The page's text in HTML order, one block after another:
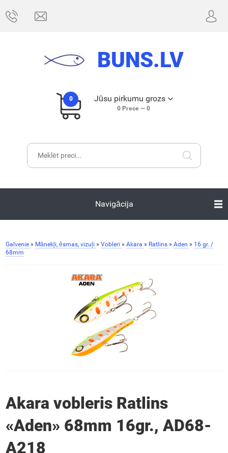
BUNS.LV
0 Jūsu pirkumu grozs
0Prece — 0
Navigācija
Galvenie » Mānekļi, ēsmas, vizuļi » Vobleri » Akara » Ratlins » Aden » 16 gr. /
68mm
Akara vobleris Ratlins
«Aden» 68mm 16gr., AD68-
A218